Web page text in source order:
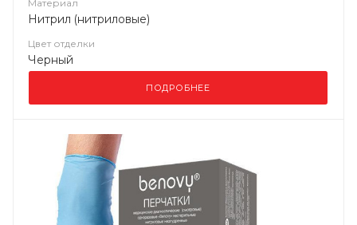
Материал
Нитрил (нитриловые)
Цвет отделки
Черный
ПОДРОБНЕЕ